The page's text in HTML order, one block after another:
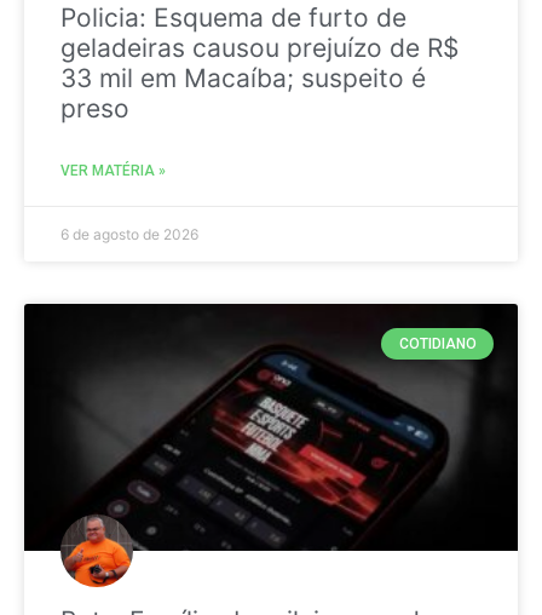
Policia: Esquema de furto de
geladeiras causou prejuízo de R$
33 mil em Macaíba; suspeito é
preso
VER MATÉRIA »
6 de agosto de 2026
COTIDIANO